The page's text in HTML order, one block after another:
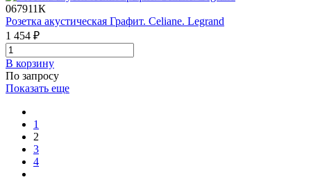
067911К
Розетка акустическая Графит. Celiane. Legrand
1 454 ₽
В корзинy
По запросу
Показать еще
1
2
3
4